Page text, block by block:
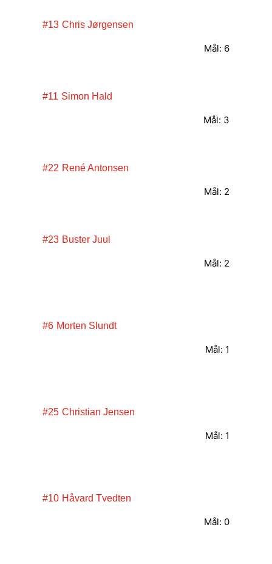
#13 Chris Jørgensen
Mål: 6
#11 Simon Hald
Mål: 3
#22 René Antonsen
Mål: 2
#23 Buster Juul
Mål: 2
#6 Morten Slundt
Mål: 1
#25 Christian Jensen
Mål: 1
#10 Håvard Tvedten
Mål: 0